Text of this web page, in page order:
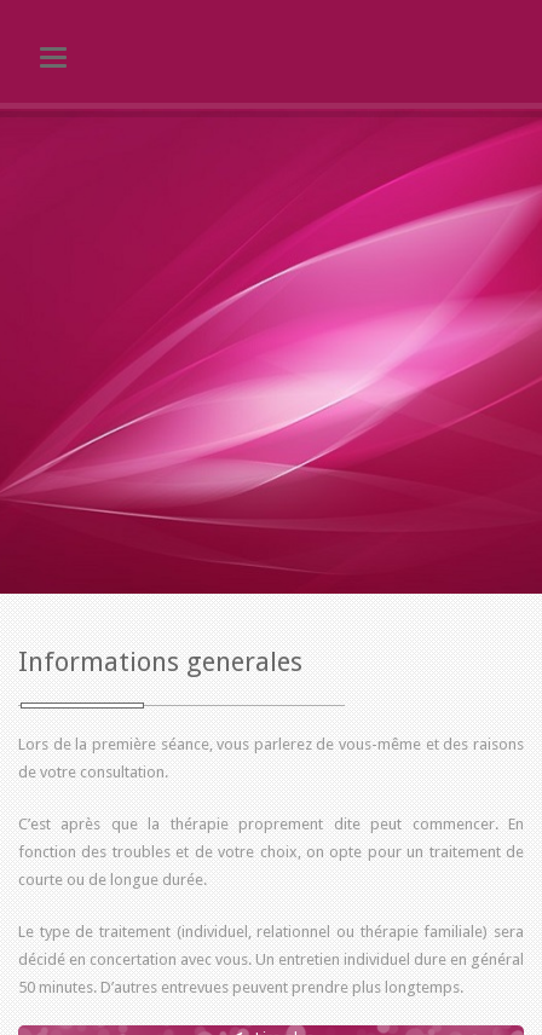
Toggle navigation
Informations generales
Lors de la première séance, vous parlerez de vous-même et des raisons
de votre consultation.
C’est après que la thérapie proprement dite peut commencer. En
fonction des troubles et de votre choix, on opte pour un traitement de
courte ou de longue durée.
Le type de traitement (individuel, relationnel ou thérapie familiale) sera
décidé en concertation avec vous. Un entretien individuel dure en général
50 minutes. D’autres entrevues peuvent prendre plus longtemps.